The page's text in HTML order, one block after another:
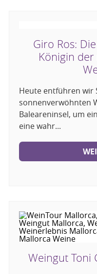
Giro Ros:
Königin
Heute entführen wir
sonnenverwöhnten
Baleareninsel, um
eine wahr...
Weingut Toni